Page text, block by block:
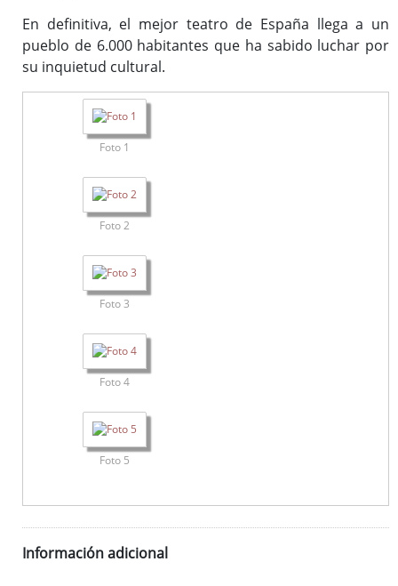
En definitiva, el mejor teatro de España llega a un
pueblo de 6.000 habitantes que ha sabido luchar por
su inquietud cultural.
Foto 1
Foto 2
Foto 3
Foto 4
Foto 5
Información adicional